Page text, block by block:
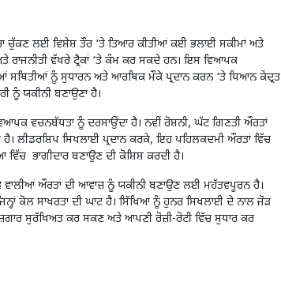
ਚੁੱਕਣ ਲਈ ਵਿਸ਼ੇਸ਼ ਤੌਰ ‘ਤੇ ਤਿਆਰ ਕੀਤੀਆਂ ਕਈ ਭਲਾਈ ਸਕੀਮਾਂ ਅਤੇ
ਵੱਖਰੇ ਟ੍ਰੈਕਾਂ ‘ਤੇ ਕੰਮ ਕਰ ਸਕਦੇ ਹਨ। ਇਸ ਵਿਆਪਕ
ਸਥਿਤੀਆਂ ਨੂੰ ਸੁਧਾਰਨ ਅਤੇ ਆਰਥਿਕ ਮੌਕੇ ਪ੍ਰਦਾਨ ਕਰਨ ‘ਤੇ ਧਿਆਨ ਕੇਂਦ੍ਰਤ
ਨੂੰ ਯਕੀਨੀ ਬਣਾਉਣਾ ਹੈ।
ਵਚਨਬੱਧਤਾ ਨੂੰ ਦਰਸਾਉਂਦਾ ਹੈ। ਨਵੀਂ ਰੋਸ਼ਨੀ, ਘੱਟ ਗਿਣਤੀ ਔਰਤਾਂ
ਲੀਡਰਸ਼ਿਪ ਸਿਖਲਾਈ ਪ੍ਰਦਾਨ ਕਰਕੇ, ਇਹ ਪਹਿਲਕਦਮੀ ਔਰਤਾਂ ਵਿੱਚ
ਭਾਗੀਦਾਰ ਬਣਾਉਣ ਦੀ ਕੋਸ਼ਿਸ਼ ਕਰਦੀ ਹੈ।
ਔਰਤਾਂ ਦੀ ਆਵਾਜ਼ ਨੂੰ ਯਕੀਨੀ ਬਣਾਉਣ ਲਈ ਮਹੱਤਵਪੂਰਨ ਹੈ।
ਕੋਲ ਸਾਖਰਤਾ ਦੀ ਘਾਟ ਹੈ। ਸਿੱਖਿਆ ਨੂੰ ਹੁਨਰ ਸਿਖਲਾਈ ਦੇ ਨਾਲ ਜੋੜ
ਸੁਰੱਖਿਅਤ ਕਰ ਸਕਣ ਅਤੇ ਆਪਣੀ ਰੋਜ਼ੀ-ਰੋਟੀ ਵਿੱਚ ਸੁਧਾਰ ਕਰ